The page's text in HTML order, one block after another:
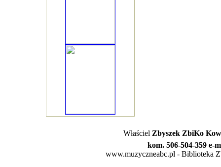
Właściel Zbyszek ZbiKo
kom. 506-504-359 e-
www.muzyczneabc.pl - Biblioteka